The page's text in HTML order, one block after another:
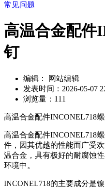
常见问题
高温合金配件
钉
编辑： 网站编辑
发表时间：2026-05-07
浏览量：111
高温合金配件INCONEL718
高温合金配件INCONEL718
件，因其优越的性能而广受
温合金，具有极好的耐腐蚀
环境中。
INCONEL718的主要成分是